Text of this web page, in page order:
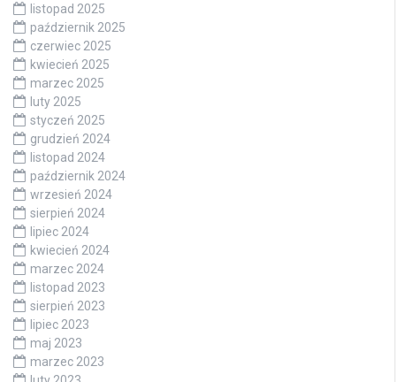
listopad 2025
październik 2025
czerwiec 2025
kwiecień 2025
marzec 2025
luty 2025
styczeń 2025
grudzień 2024
listopad 2024
październik 2024
wrzesień 2024
sierpień 2024
lipiec 2024
kwiecień 2024
marzec 2024
listopad 2023
sierpień 2023
lipiec 2023
maj 2023
marzec 2023